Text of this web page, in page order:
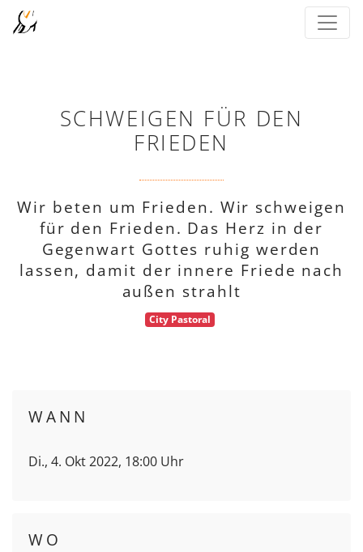
SCHWEIGEN FÜR DEN
FRIEDEN
Wir beten um Frieden. Wir schweigen
für den Frieden. Das Herz in der
Gegenwart Gottes ruhig werden
lassen, damit der innere Friede nach
außen strahlt
City Pastoral
WANN
Di., 4. Okt 2022, 18:00 Uhr
WO